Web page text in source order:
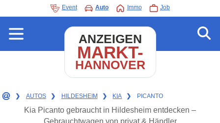
Event Auto Immo Job
ANZEIGEN
MARKT-
HANNOVER
❯ AUTOS ❯ HILDESHEIM ❯ KIA ❯ PICANTO
Kia Picanto gebraucht in Hildesheim entdecken –
Gebrauchtwagen von privat & Händler